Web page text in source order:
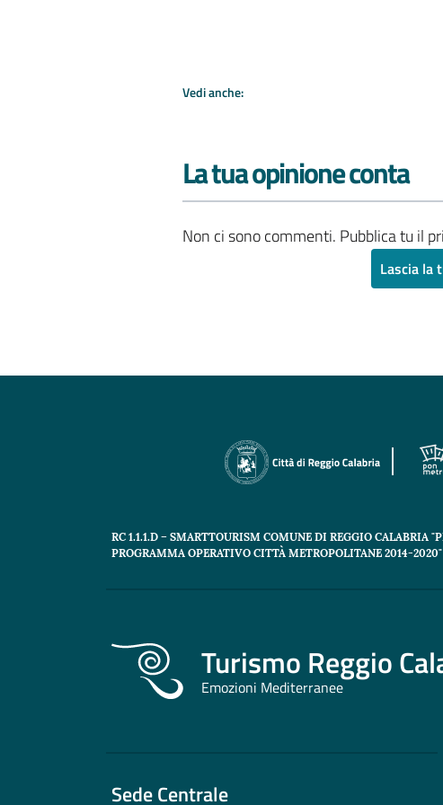
Vedi anche:
La tua opinione conta
Non ci sono commenti. Pubblica tu il
Lascia la
RC 1.1.1.D – SMARTTOURISM COMUNE DI REGGIO CALABRIA
PROGRAMMA OPERATIVO CITTÀ METROPOLITANE 2014-2020"
Turismo Reggio
Emozioni Mediterranee
Sede Centrale